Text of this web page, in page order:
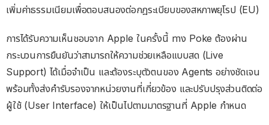
เพิ่มค่าธรรมเนียมเพื่อตอบสนองต่อกฎระเบียบของสหภาพยุโรป (EU)
การได้รับความเห็นชอบจาก Apple ในครั้งนี้ ทาง Poke ต้องผ่าน
กระบวนการยืนยันว่าสามารถให้ความช่วยเหลือแบบสด (Live
Support) ได้เมื่อจำเป็น และต้องระบุตัวตนของ Agents อย่างชัดเจน
พร้อมทั้งส่งคำรับรองจากหน่วยงานที่เกี่ยวข้อง และปรับปรุงส่วนติดต่อ
ผู้ใช้ (User Interface) ให้เป็นไปตามมาตรฐานที่ Apple กำหนด